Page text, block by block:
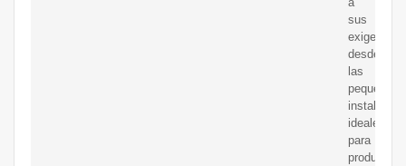
sus
desde
las
pequeñas
ideales
para